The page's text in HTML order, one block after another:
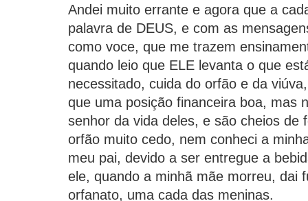
Andei muito errante e agora que a
palavra de DEUS, e com as
como voce, que me trazem
quando leio que ELE levanta o que
necessitado, cuida do orfão e da
que uma posição financeira boa, mas
senhor da vida deles, e são cheios de
orfão muito cedo, nem conheci a
meu pai, devido a ser entregue a
ele, quando a minhã mãe morreu, dai
orfanato, uma cada das meninas.